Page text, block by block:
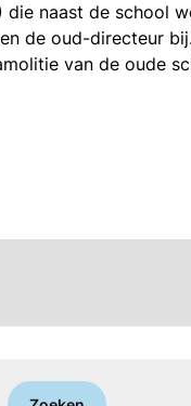
naast de school
de oud-directeur
van de oude